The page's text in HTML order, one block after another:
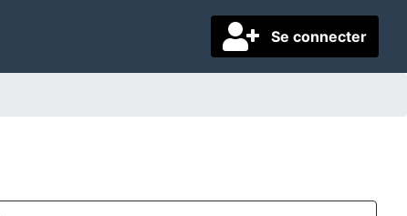
Se connecter